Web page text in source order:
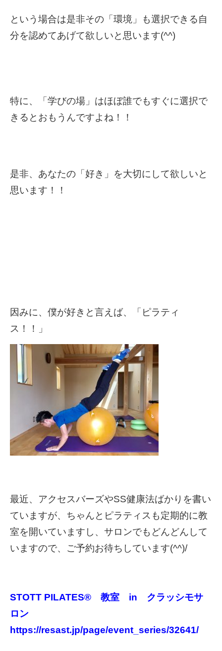
という場合は是非その「環境」も選択できる自
分を認めてあげて欲しいと思います(^^)
特に、「学びの場」はほぼ誰でもすぐに選択で
きるとおもうんですよね！！
是非、あなたの「好き」を大切にして欲しいと
思います！！
因みに、僕が好きと言えば、「ピラティ
ス！！」
最近、アクセスバーズやSS健康法ばかりを書い
ていますが、ちゃんとピラティスも定期的に教
室を開いていますし、サロンでもどんどんして
いますので、ご予約お待ちしています(^^)/
STOTT PILATES® 教室 in クラッシモサ
ロン
https://resast.jp/page/event_series/32641/